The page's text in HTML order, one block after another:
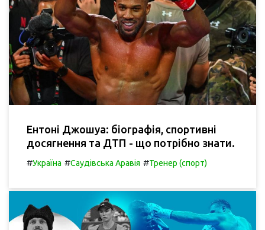
Ентоні Джошуа: біографія, спортивні
досягнення та ДТП - що потрібно знати.
#Україна #Саудівська Аравія #Тренер (спорт)